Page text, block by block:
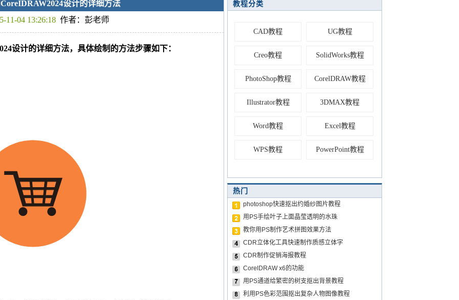
设计的详细方法
11-04 13:26:18 作者：彭老师
设计的详细方法，具体绘制的方法步骤如下：
教程分类
CAD教程 UG教程
Creo教程 SolidWorks教程
PhotoShop教程 CorelDRAW教程
Illustrator教程 3DMAX教程
Word教程 Excel教程
WPS教程 PowerPoint教程
热门
photoshop快速抠出约婚纱图片教程
用PS手绘叶子上面晶莹透明的水珠
教你用PS制作艺术拼图效果方法
CDR立体化工具快速制作质感立体字
CDR制作促销海报教程
CorelDRAW x6的功能
用PS通道给繁密的树支抠出背景教程
利用PS色彩范围抠出复杂人物图像教程